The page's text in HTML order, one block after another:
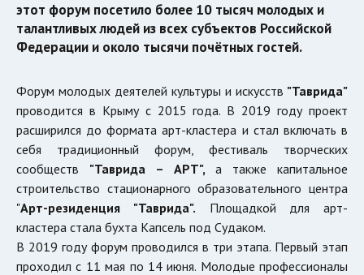
этот форум посетило более 10 тысяч молодых и
талантливых людей из всех субъектов Российской
Федерации и около тысячи почётных гостей.
Форум молодых деятелей культуры и искусств "Таврида"
проводится в Крыму с 2015 года. В 2019 году проект
расширился до формата арт-кластера и стал включать в
себя традиционный форум, фестиваль творческих
сообществ "Таврида – АРТ", а также капитальное
строительство стационарного образовательного центра
"Арт-резиденция "Таврида". Площадкой для арт-
кластера стала бухта Капсель под Судаком.
В 2019 году форум проводился в три этапа. Первый этап
проходил с 11 мая по 14 июня. Молодые профессионалы